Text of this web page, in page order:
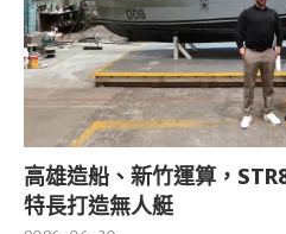
高雄造船、新竹運算，
特長打造無人艇